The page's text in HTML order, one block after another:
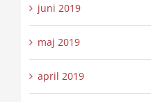
juni 2019
maj 2019
april 2019